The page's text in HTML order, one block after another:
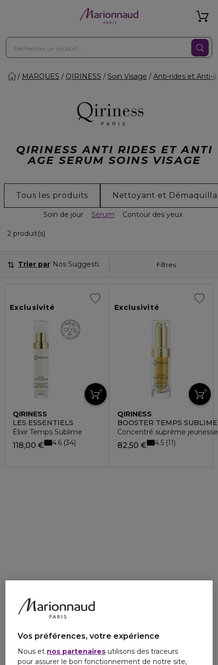
MARQUES QIRINESS Soin Visage Anti-rides et Anti-
QIRINESS ANTI RIDES ET ANTI
AGE SERUM SOINS VISAGE
Tous les produits Nettoyant et
Soin de jour Sérum Contour des yeux
2 produit(s)
Filtres
Trier par Nos Suggestions
Exclusivité
QIRINESS
LES ESSENTIELS
Élixir Temps Sublime
118,00 € 4.6 34
Exclusivité
QIRINESS
BOOSTER TEMPS SUBLIME
Concentré suprême jeunesse
82,50 € 4.5 11
Vos préférences, votre expérience
Nous et nos partenaires utilisons des traceurs
pour assurer le bon fonctionnement de notre site,